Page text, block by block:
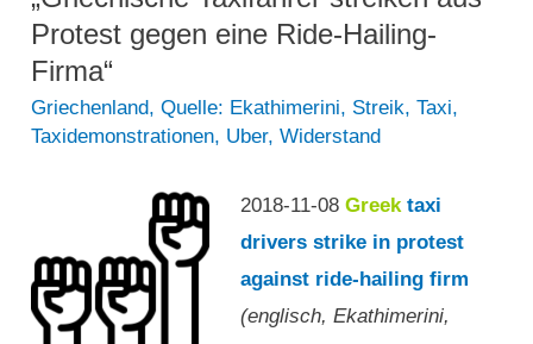
Fahrer
aufgebracht?“
Protest gegen eine Ride-Hailing-
Firma“
Griechenland,Quelle: Ekathimerini, Streik,Taxi,
Taxidemonstrationen, Uber,Widerstand
2018-11-08 Greektaxi
drivers strike in protest
against ride-hailing firm
(englisch, Ekathimerini,